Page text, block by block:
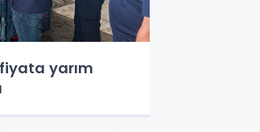
yarım